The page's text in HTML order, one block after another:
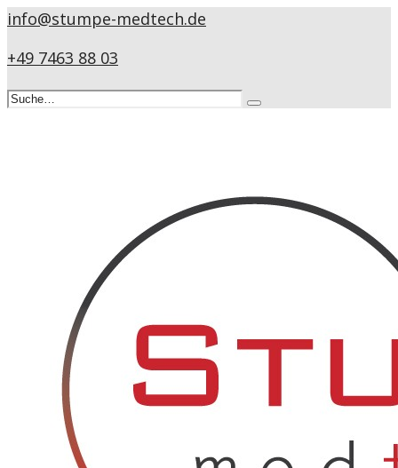
info@stumpe-medtech.de
+49 7463 88 03